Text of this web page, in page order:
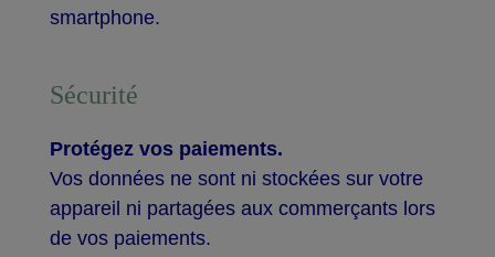
smartphone.
Sécurité
Protégez vos paiements.
Vos données ne sont ni stockées sur votre
appareil ni partagées aux commerçants lors
de vos paiements.